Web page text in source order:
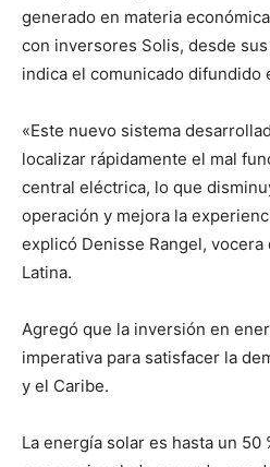
generado en materia
con inversores Solis, desde
indica el comunicado difundido
«Este nuevo sistema
localizar rápidamente el mal
central eléctrica, lo que
operación y mejora la
explicó Denisse Rangel, vocera
Latina.
Agregó que la inversión en
imperativa para satisfacer la
y el Caribe.
La energía solar es hasta un 50